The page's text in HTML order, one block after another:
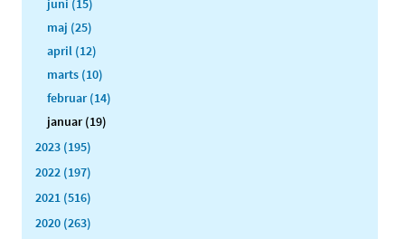
juni (15)
maj (25)
april (12)
marts (10)
februar (14)
januar (19)
2023 (195)
2022 (197)
2021 (516)
2020 (263)